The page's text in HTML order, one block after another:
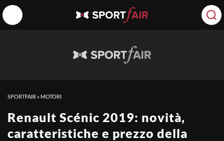
SPORTFAIR » MOTORI
Renault Scénic 2019: novità,
caratteristiche e prezzo della